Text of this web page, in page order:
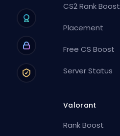
CS2 Rank Boost
Placement
Free CS Boost
Server Status
Valorant
Rank Boost